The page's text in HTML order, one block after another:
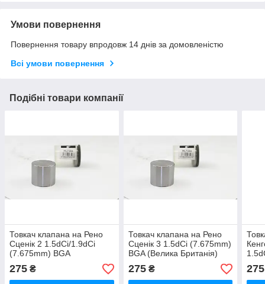
Умови повернення
Повернення товару впродовж 14 днів за домовленістю
Всі умови повернення
Подібні товари компанії
Товкач клапана на Рено
Сценік 2 1.5dCi/1.9dCi
(7.675mm) BGA
(Великобританія) HL7354
275 ₴
Товкач клапана на Рено
Сценік 3 1.5dCi (7.675mm)
BGA (Велика Британія)
HL7354
275₴ 275